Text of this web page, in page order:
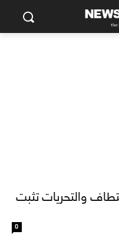
والتحريات تثبت
0